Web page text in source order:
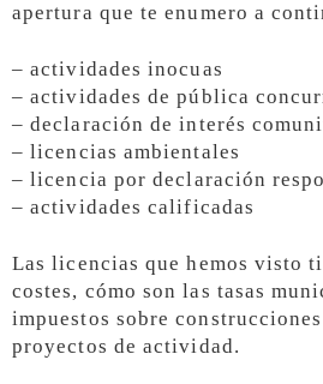
apertura que te enumero a
– actividades inocuas
– actividades de pública
– declaración de interés
– licencias ambientales
– licencia por declaración
– actividades calificadas
Las licencias que hemos visto
costes, cómo son las tasas
impuestos sobre
proyectos de actividad.